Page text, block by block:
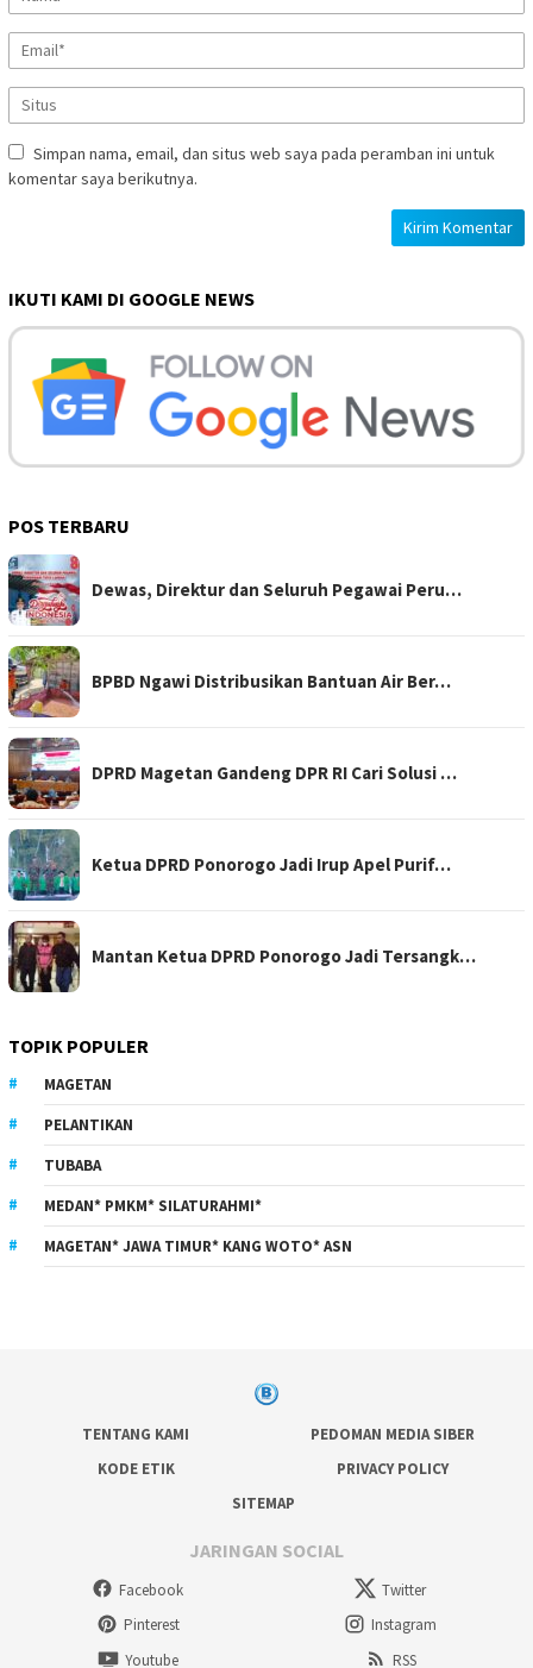
Simpan nama, email, dan situs web saya pada peramban ini untuk
komentar saya berikutnya.
IKUTI KAMI DI GOOGLE NEWS
POS TERBARU
Dewas, Direktur dan Seluruh Pegawai Peru…
BPBD Ngawi Distribusikan Bantuan Air Ber…
DPRD Magetan Gandeng DPR RI Cari Solusi …
Ketua DPRD Ponorogo Jadi Irup Apel Purif…
Mantan Ketua DPRD Ponorogo Jadi Tersangk…
TOPIK POPULER
MAGETAN
PELANTIKAN
TUBABA
MEDAN* PMKM* SILATURAHMI*
MAGETAN* JAWA TIMUR* KANG WOTO* ASN
TENTANG KAMI
PEDOMAN MEDIA SIBER
KODE ETIK
PRIVACY POLICY
SITEMAP
JARINGAN SOCIAL
Facebook
Twitter
Pinterest
Instagram
Youtube
RSS